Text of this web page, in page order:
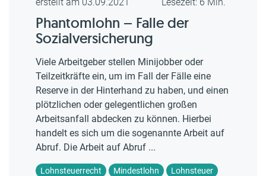
Phantomlohn – Falle der
Sozialversicherung
Viele Arbeitgeber stellen Minijobber oder
Teilzeitkräfte ein, um im Fall der Fälle eine
Reserve in der Hinterhand zu haben, und einen
plötzlichen oder gelegentlichen großen
Arbeitsanfall abdecken zu können. Hierbei
handelt es sich um die sogenannte Arbeit auf
Abruf. Die Arbeit auf Abruf ...
Lohnsteuerrecht Mindestlohn
Lohnsteuer